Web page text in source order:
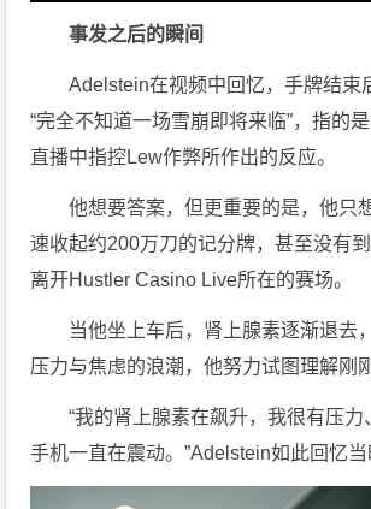
事发之后的瞬间
Adelstein在视频中回忆，手牌结束
“完全不知道一场雪崩即将来临”，指的
直播中指控Lew作弊所作出的反应。
他想要答案，但更重要的是，他只
速收起约200万刀的记分牌，甚至没有
离开Hustler Casino Live所在的赛场。
当他坐上车后，肾上腺素逐渐退去
压力与焦虑的浪潮，他努力试图理解刚
“我的肾上腺素在飙升，我很有压力
手机一直在震动。”Adelstein如此回忆当